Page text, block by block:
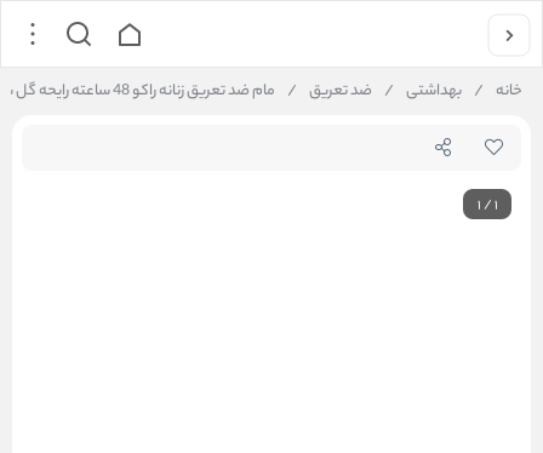
خانه / بهداشتی / ضد تعریق / مام ضد تعریق زنانه راکو 48 ساعته رایحه گل بابونه
1/1